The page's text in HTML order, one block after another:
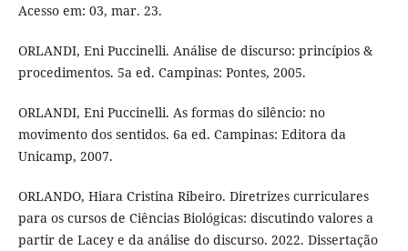
Acesso em: 03, mar. 23.
ORLANDI, Eni Puccinelli. Análise de discurso: princípios &
procedimentos. 5a ed. Campinas: Pontes, 2005.
ORLANDI, Eni Puccinelli. As formas do silêncio: no
movimento dos sentidos. 6a ed. Campinas: Editora da
Unicamp, 2007.
ORLANDO, Hiara Cristina Ribeiro. Diretrizes curriculares
para os cursos de Ciências Biológicas: discutindo valores a
partir de Lacey e da análise do discurso. 2022. Dissertação